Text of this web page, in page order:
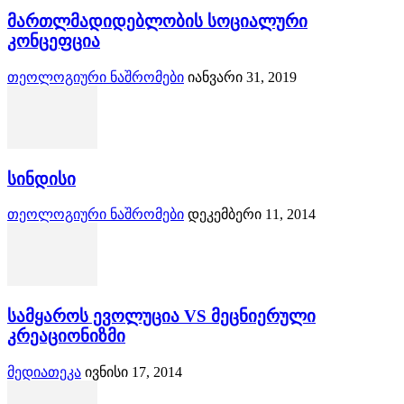
მართლმადიდებლობის სოციალური
კონცეფცია
თეოლოგიური ნაშრომები იანვარი 31, 2019
სინდისი
თეოლოგიური ნაშრომები დეკემბერი 11, 2014
სამყაროს ევოლუცია VS მეცნიერული
კრეაციონიზმი
მედიათეკა ივნისი 17, 2014